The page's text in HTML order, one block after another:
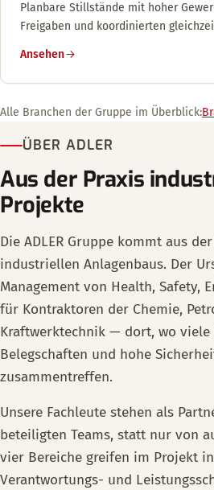
Planbare Stillstände mit hoher
Freigaben und koordinierten
Ansehen
Alle Branchen der Gruppe im Überblick:
ÜBER ADLER
Aus der Praxis
Projekte
Die ADLER Gruppe kommt aus
industriellen Anlagenbaus. Der
Management von Health, Safety,
für Kontraktoren der Chemie,
Kraftwerktechnik — dort, wo viele
Belegschaften und hohe
zusammentreffen.
Unsere Fachleute stehen als
beteiligten Teams, statt nur von
vier Bereiche greifen im Projekt
Verantwortungs- und